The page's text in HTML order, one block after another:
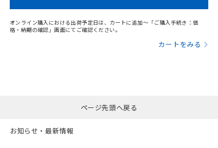
オンライン購入における出荷予定日は、カートに追加～「ご購入手続き：価
格・納期の確認」画面にてご確認ください。
カートをみる
ページ先頭へ戻る
お知らせ・最新情報